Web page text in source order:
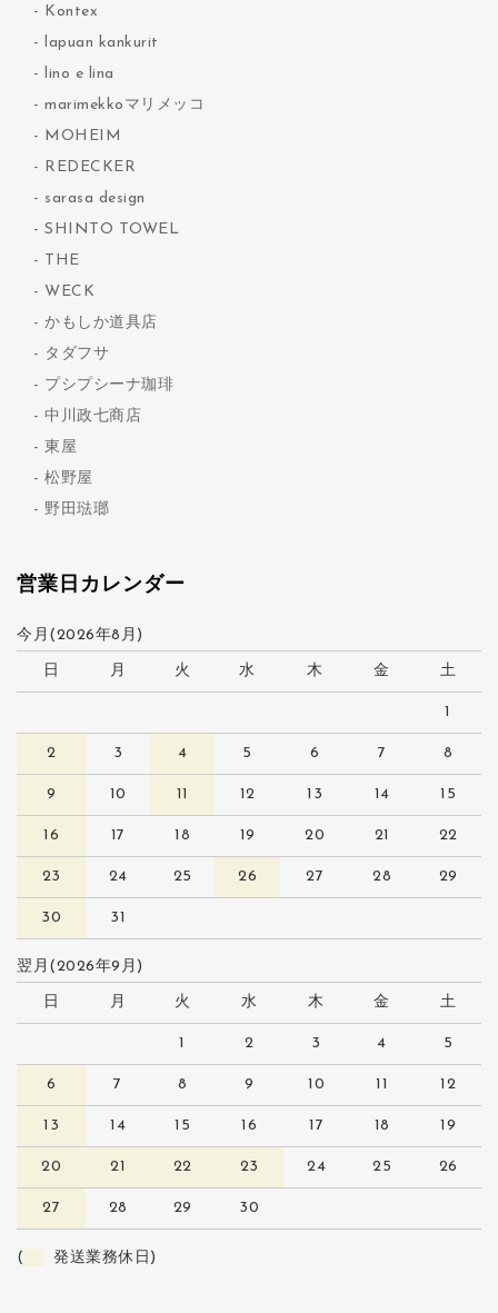
Kontex
lapuan kankurit
lino e lina
marimekkoマリメッコ
MOHEIM
REDECKER
sarasa design
SHINTO TOWEL
THE
WECK
かもしか道具店
タダフサ
プシプシーナ珈琲
中川政七商店
東屋
松野屋
野田琺瑯
営業日カレンダー
今月(2026年8月)
日 月 火 水 木 金 土
1
2 3 4 5 6 7 8
9 10 11 12 13 14 15
16 17 18 19 20 21 22
23 24 25 26 27 28 29
30 31
翌月(2026年9月)
日 月 火 水 木 金 土
1 2 3 4 5
6 7 8 9 10 11 12
13 14 15 16 17 18 19
20 21 22 23 24 25 26
27 28 29 30
( 発送業務休日)